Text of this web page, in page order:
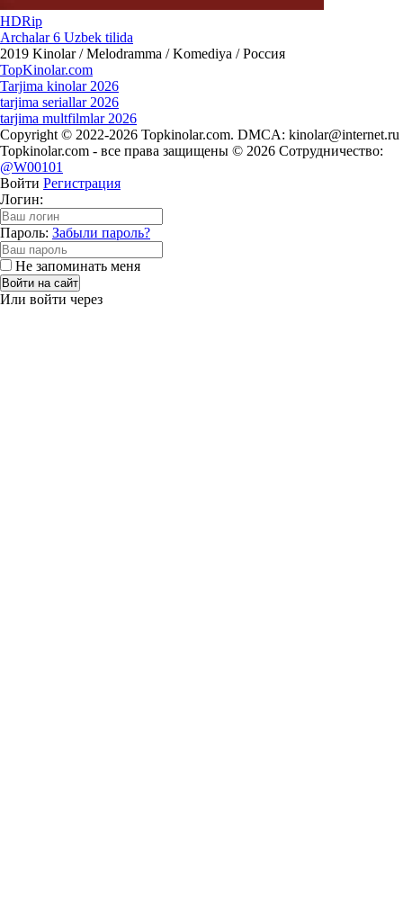
HDRip
Archalar 6 Uzbek tilida
2019 Kinolar / Melodramma / Komediya / Россия
TopKinolar.com
Tarjima kinolar 2026
tarjima seriallar 2026
tarjima multfilmlar 2026
Copyright © 2022-2026 Topkinolar.com. DMCA: kinolar@internet.ru
Topkinolar.com - все права защищены © 2026 Сотрудничество:
@W00101
Войти Регистрация
Логин:
Пароль: Забыли пароль?
Не запоминать меня
Войти на сайт
Или войти через